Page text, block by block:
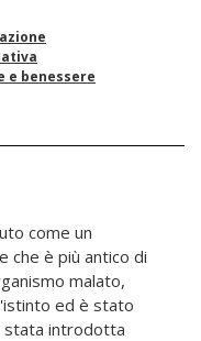
e benessere
come un
che è più antico di
malato,
ed è stato
stata introdotta